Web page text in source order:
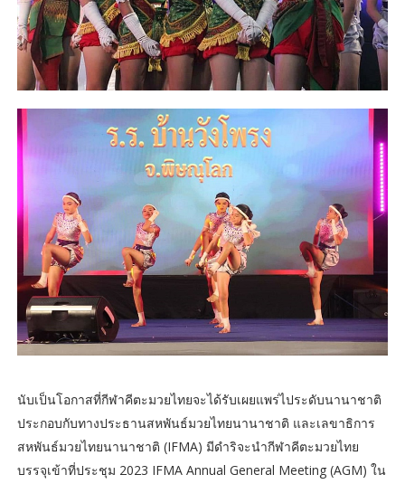
นับเป็นโอกาสที่กีฬาคีตะมวยไทยจะได้รับเผยแพร่ไประดับนานาชาติ
ประกอบกับทางประธานสหพันธ์มวยไทยนานาชาติ และเลขาธิการ
สหพันธ์มวยไทยนานาชาติ (IFMA) มีดำริจะนำกีฬาคีตะมวยไทย
บรรจุเข้าที่ประชุม 2023 IFMA Annual General Meeting (AGM) ใน